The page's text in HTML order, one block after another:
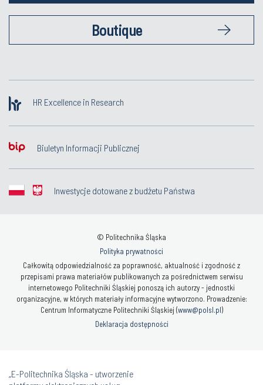
Boutique
HR Excellence in Research
Biuletyn Informacji Publicznej
Inwestycje dotowane z budżetu Państwa
© Politechnika Śląska
Polityka prywatności
Całkowitą odpowiedzialność za poprawność, aktualność i zgodność z
przepisami prawa materiałów publikowanych za pośrednictwem serwisu
internetowego Politechniki Śląskiej ponoszą ich autorzy - jednostki
organizacyjne, w których materiały informacyjne wytworzono. Prowadzenie:
Centrum Informatyczne Politechniki Śląskiej (www@polsl.pl)
Deklaracja dostępności
„E-Politechnika Śląska - utworzenie